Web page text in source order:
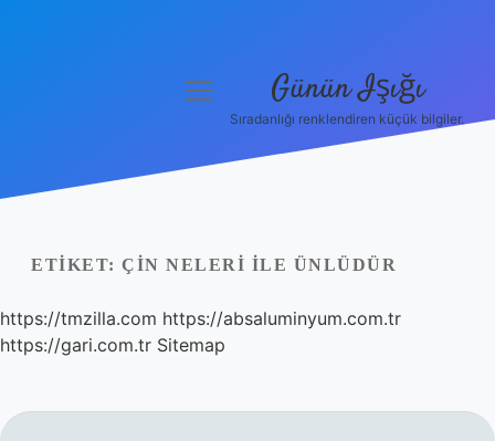
Yasal Uyarı
Hakkımızda
menüyü
Günün Işığı
Sıradanlığı renklendiren küçük bilgiler.
ETIKET: ÇIN NELERI ILE ÜNLÜDÜR
https://tmzilla.com https://absaluminyum.com.tr
https://gari.com.tr Sitemap